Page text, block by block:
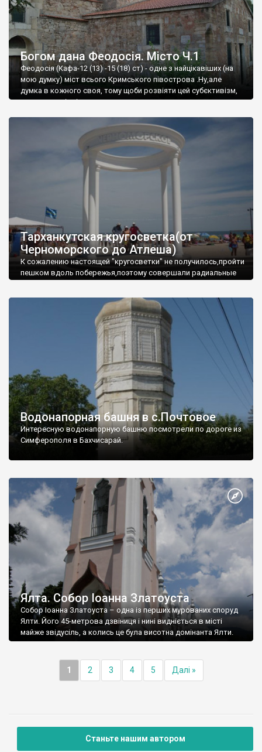
Богом дана Феодосія. Місто Ч.1
Феодосія (Кафа-12 (13) -15 (18) ст) - одне з найцікавіших (на
мою думку) міст всього Кримського півострова .Ну,але
думка в кожного своя, тому щоби розвіяти цей субєктивізм,
запрошую відвідати це
Тарханкутская кругосветка(от
Черноморского до Атлеша)
К сожалению настоящей "кругосветки" не получилось,пройти
пешком вдоль побережья,поэтому совершали радиальные
Водонапорная башня в с.Почтовое
Интересную водонапорную башню посмотрели по дороге из
Симферополя в Бахчисарай.
Ялта. Собор Іоанна Златоуста
Собор Іоанна Златоуста – одна із перших мурованих споруд
Ялти. Його 45-метрова дзвіниця і нині видніється в місті
майже звідусіль, а колись це була висотна домінанта Ялти.
1 2 3 4 5 Далі »
Станьте нашим автором